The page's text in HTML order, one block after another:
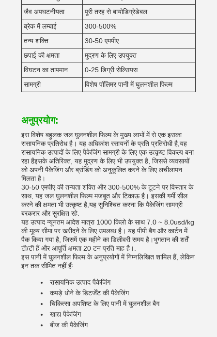
जैव अपघटनीयता
पूरी तरह से बायोडिग्रेडेबल
ब्रेक में लम्बाई
300-500%
तन्य शक्ति
30-50 एमपीए
छपाई की क्षमता
मुद्रण के लिए उपयुक्त
विघटन का तापमान
0-25 डिग्री सेल्सियस
सामग्री
विशेष पॉलिमर पानी में घुलनशील फिल्म
अनुप्रयोग:
इस विशेष बहुलक जल घुलनशील फिल्म के मुख्य लाभों में से एक इसका
रासायनिक प्रतिरोध है। यह अधिकांश रसायनों के प्रति प्रतिरोधी है,यह
रासायनिक उत्पादों के लिए पैकेजिंग सामग्री के लिए एक उत्कृष्ट विकल्प बना
रहा हैइसके अतिरिक्त, यह मुद्रण के लिए भी उपयुक्त है, जिससे व्यवसायों
को अपनी पैकेजिंग और ब्रांडिंग को अनुकूलित करने के लिए लचीलापन
मिलता है।
30-50 एमपीए की तन्यता शक्ति और 300-500% के टूटने पर विस्तार के
साथ, यह जल घुलनशील फिल्म मजबूत और टिकाऊ है। इसकी गर्मी सील
करने की क्षमता भी उत्कृष्ट है,यह सुनिश्चित करना कि पैकेजिंग सामग्री
बरकरार और सुरक्षित रहे.
यह उत्पाद न्यूनतम आदेश मात्रा 1000 किलो के साथ 7.0 ~ 8.0usd/kg
की मूल्य सीमा पर खरीदने के लिए उपलब्ध है। यह पीपी बैग और कार्टन में
पैक किया गया है, जिसमें एक महीने का डिलीवरी समय है।भुगतान की शर्तें
टी/टी हैं और आपूर्ति क्षमता 20 टन प्रति माह है।.
इस पानी में घुलनशील फिल्म के अनुप्रयोगों में निम्नलिखित शामिल हैं, लेकिन
इन तक सीमित नहीं हैंः
रासायनिक उत्पाद पैकेजिंग
कपड़े धोने के डिटर्जेंट की पैकेजिंग
चिकित्सा अपशिष्ट के लिए पानी में घुलनशील बैग
खाद्य पैकेजिंग
बीज की पैकेजिंग